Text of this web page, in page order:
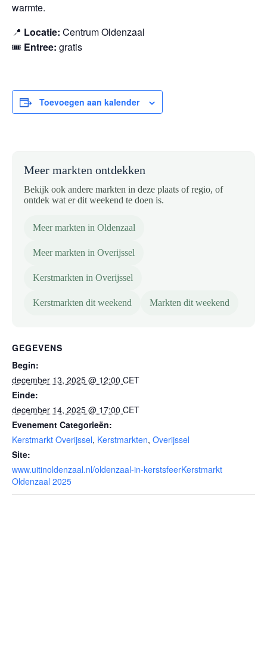
warmte.
📍 Locatie: Centrum Oldenzaal
🎟️ Entree: gratis
Toevoegen aan kalender
Meer markten ontdekken
Bekijk ook andere markten in deze plaats of regio, of
ontdek wat er dit weekend te doen is.
Meer markten in Oldenzaal
Meer markten in Overijssel
Kerstmarkten in Overijssel
Kerstmarkten dit weekend Markten dit weekend
GEGEVENS
Begin:
december 13, 2025 @ 12:00 CET
Einde:
december 14, 2025 @ 17:00 CET
Evenement Categorieën:
Kerstmarkt Overijssel, Kerstmarkten, Overijssel
Site:
www.uitinoldenzaal.nl/oldenzaal-in-kerstsfeerKerstmarkt
Oldenzaal 2025